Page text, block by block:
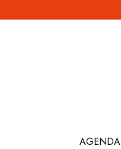
AGENDA